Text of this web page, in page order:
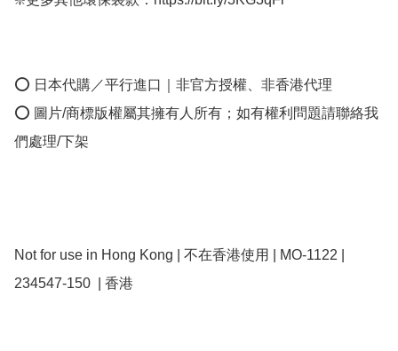
⭕ 日本代購／平行進口｜非官方授權、非香港代理
⭕ 圖片/商標版權屬其擁有人所有；如有權利問題請聯絡我
們處理/下架
Not for use in Hong Kong | 不在香港使用 | MO-1122 |
234547-150  | 香港